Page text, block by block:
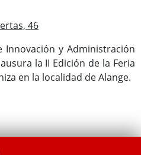
46
Innovación y Administración
la II Edición de la Feria
en la localidad de Alange.